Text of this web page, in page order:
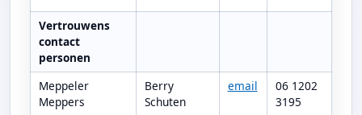
Vertrouwens
contact
personen
Meppeler
Meppers
Berry
Schuten
email
06 1202
3195